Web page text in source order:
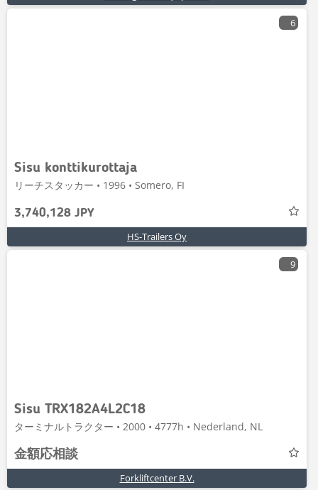
6
Sisu konttikurottaja
リーチスタッカー • 1996 • Somero, FI
3,740,128 JPY
HS-Trailers Oy
9
Sisu TRX182A4L2C18
ターミナルトラクター • 2000 • 4777h • Nederland, NL
金額応相談
Forkliftcenter B.V.